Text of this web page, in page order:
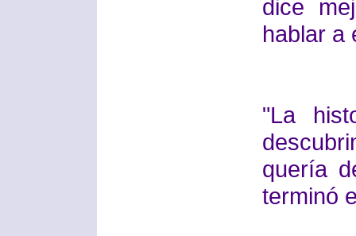
dice
hablar a
"La
quería
terminó